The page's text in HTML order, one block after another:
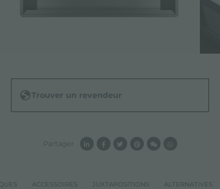
ACCESSOIRES JUXTAPOSITIONS ALTERNATIVES
Trouver un revendeur
Partager